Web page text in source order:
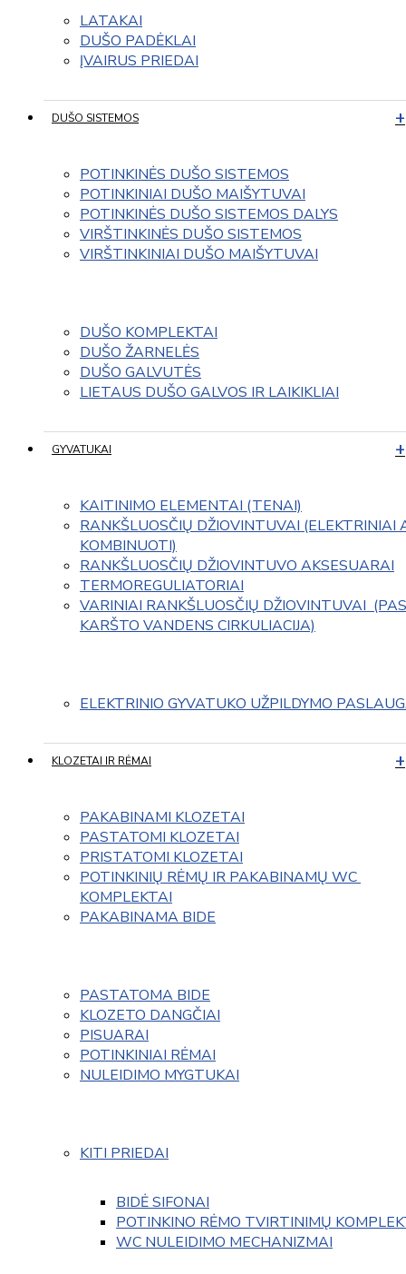
LATAKAI
DUŠO PADĖKLAI
ĮVAIRUS PRIEDAI
DUŠO SISTEMOS
POTINKINĖS DUŠO SISTEMOS
POTINKINIAI DUŠO MAIŠYTUVAI
POTINKINĖS DUŠO SISTEMOS DALYS
VIRŠTINKINĖS DUŠO SISTEMOS
VIRŠTINKINIAI DUŠO MAIŠYTUVAI
DUŠO KOMPLEKTAI
DUŠO ŽARNELĖS
DUŠO GALVUTĖS
LIETAUS DUŠO GALVOS IR LAIKIKLIAI
GYVATUKAI
KAITINIMO ELEMENTAI (TENAI)
RANKŠLUOSČIŲ DŽIOVINTUVAI (ELEKTRINIAI
KOMBINUOTI)
RANKŠLUOSČIŲ DŽIOVINTUVO AKSESUARAI
TERMOREGULIATORIAI
VARINIAI RANKŠLUOSČIŲ DŽIOVINTUVAI
KARŠTO VANDENS CIRKULIACIJA)
ELEKTRINIO GYVATUKO UŽPILDYMO
KLOZETAI IR RĖMAI
PAKABINAMI KLOZETAI
PASTATOMI KLOZETAI
PRISTATOMI KLOZETAI
POTINKINIŲ RĖMŲ IR PAKABINAMŲ WC
KOMPLEKTAI
PAKABINAMA BIDE
PASTATOMA BIDE
KLOZETO DANGČIAI
PISUARAI
POTINKINIAI RĖMAI
NULEIDIMO MYGTUKAI
KITI PRIEDAI
BIDĖ SIFONAI
POTINKINO RĖMO TVIRTINIMŲ
WC NULEIDIMO MECHANIZMAI